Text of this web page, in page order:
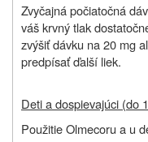
Zvyčajná počiatočná
váš krvný tlak
zvýšiť dávku na 20 mg
predpísať ďalší liek.
Deti a dospievajúci (do
Použitie Olmecoru a u